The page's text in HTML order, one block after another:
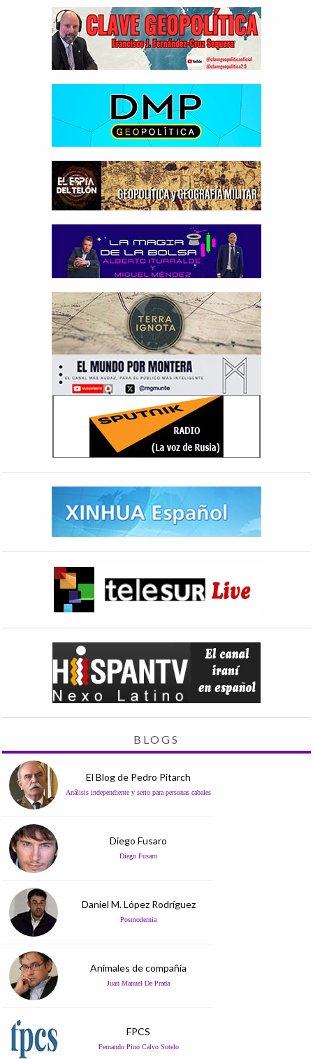
BLOGS
El Blog de Pedro Pitarch
Análisis independiente y serio para personas cabales
Diego Fusaro
Diego Fusaro
Daniel M. López Rodríguez
Posmodernia
Animales de compañía
Juan Manuel De Prada
FPCS
Fernando Pino Calvo Sotelo